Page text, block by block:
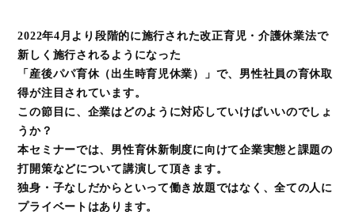
2022年4月より段階的に施行された改正育児・介護休業法で
新しく施行されるようになった
「産後パパ育休（出生時育児休業）」で、男性社員の育休取
得が注目されています。
この節目に、企業はどのように対応していけばいいのでしょ
うか？
本セミナーでは、男性育休新制度に向けて企業実態と課題の
打開策などについて講演して頂きます。
独身・子なしだからといって働き放題ではなく、全ての人に
プライベートはあります。